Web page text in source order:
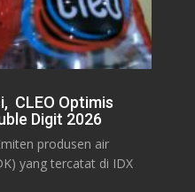
CLEO Optimis
Digit 2026
produsen air
yang tercatat di IDX